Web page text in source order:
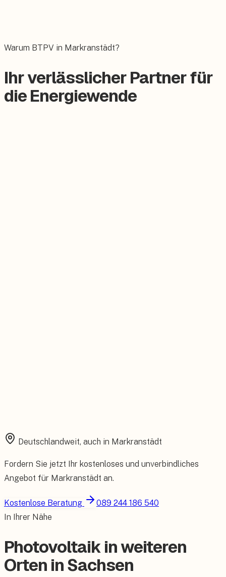
Warum BTPV in Markranstädt?
Ihr verlässlicher Partner für
die Energiewende
Deutschlandweit, auch in Markranstädt
Fordern Sie jetzt Ihr kostenloses und unverbindliches
Angebot für Markranstädt an.
Kostenlose Beratung
089 244 186 540
In Ihrer Nähe
Photovoltaik in weiteren
Orten in Sachsen